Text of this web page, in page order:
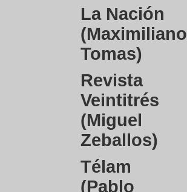
La Nación
(Maximiliano
Tomas)
Revista
Veintitrés
(Miguel
Zeballos)
Télam
(Pablo